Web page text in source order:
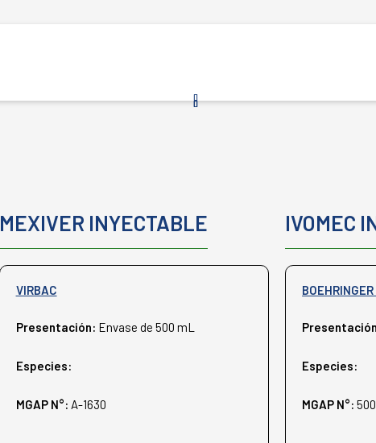
MEXIVER INYECTABLE
VIRBAC
Presentación: Envase de 500 mL
Especies:
MGAP N°: A-1630
IVOMEC
Especies:
MGAP N°: